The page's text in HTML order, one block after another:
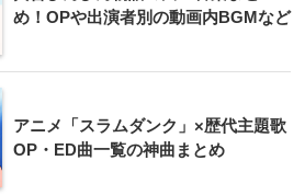
め！OPや出演者別の動画内BGMなど
アニメ「スラムダンク」×歴代主題歌
OP・ED曲一覧の神曲まとめ